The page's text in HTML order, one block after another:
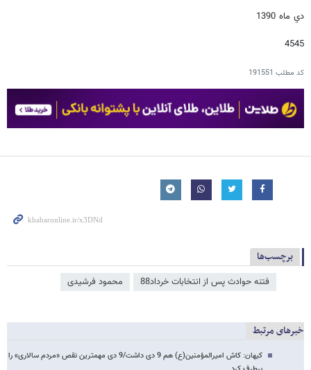
دي ماه 1390
4545
کد مطلب 191551
برچسب‌ها
فتنه حوادث پس از انتخابات خرداد88 محمود فرشیدی
خبرهای مرتبط
کیهان: کاش امیرالمؤمنین(ع) هم 9 دی داشت/9 دی مهمترین نقص «مردم سالاری» را